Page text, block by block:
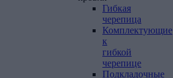
Гибкая
черепица
Комплектующие
к
гибкой
черепице
Подкладочные